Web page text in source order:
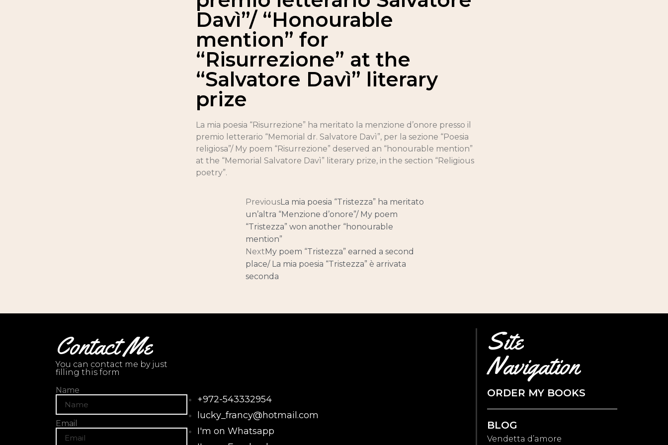
Davì”/ “Honourable
mention” for
“Risurrezione” at the
“Salvatore Davì” literary
prize
La mia poesia “Risurrezione” ha meritato la menzione d’onore presso il
premio letterario “Memorial dr. Salvatore Davì”, per la sezione “Poesia
religiosa”/ My poem “Risurrezione” deserved an “honourable mention”
at the “Memorial Salvatore Davì” literary prize, in the section “Religious
poetry”.
PreviousLa mia poesia “Tristezza” ha meritato
un’altra “Menzione d’onore”/ My poem
“Tristezza” won another “honourable
mention”
Next My poem “Tristezza” earned a second
place/ La mia poesia “Tristezza” è arrivata
seconda
Contact Me
You can contact me by just
filling this form
Name
Email
+972-543332954
lucky_francy@hotmail.com
I'm on Whatsapp
Site
Navigation
ORDER MY BOOKS
BLOG
Vendetta d’amore